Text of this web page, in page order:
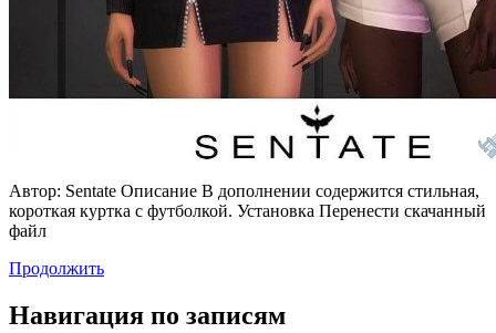
Автор: Sentate Описание В дополнении содержится стильная,
короткая куртка с футболкой. Установка Перенести скачанный
файл
Продолжить
Навигация по записям